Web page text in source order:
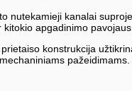
nutekamieji kanalai
kitokio apgadinimo pavojaus.
konstrukcija